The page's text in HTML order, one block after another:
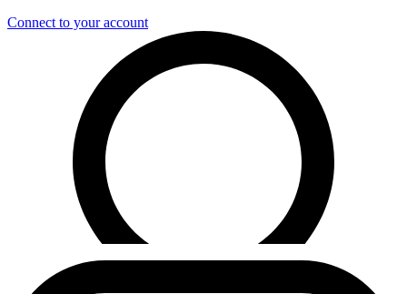
Connect to your account